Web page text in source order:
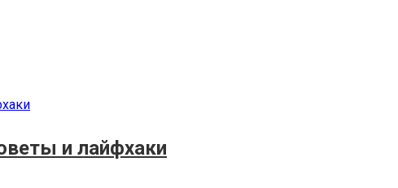
и лайфхаки